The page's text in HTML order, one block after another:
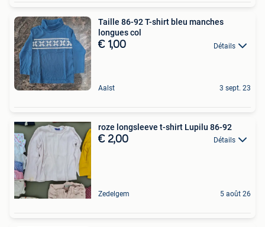
Taille 86-92 T-shirt bleu manches
longues col
€ 1,00 Détails
Aalst 3 sept. 23
roze longsleeve t-shirt Lupilu 86-92
€ 2,00 Détails
Zedelgem 5 août 26